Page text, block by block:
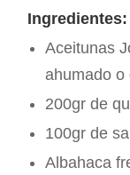
Ingredientes:
Aceitunas
ahumado o
200gr de
100gr de
Albahaca